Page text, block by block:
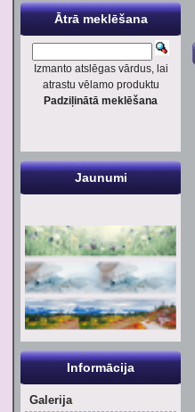
Ātrā meklēšana
Izmanto atslēgas vārdus, lai
atrastu vēlamo produktu
Padziļinātā meklēšana
Jaunumi
Informācija
Galerija